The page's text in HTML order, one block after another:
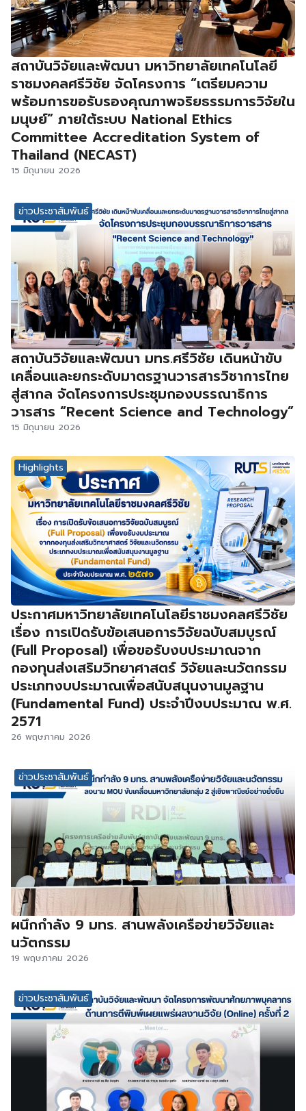
สถาบันวิจัยและพัฒนา มหาวิทยาลัยเทคโนโลยี
ราชมงคลศรีวิชัย จัดโครงการ “เตรียมความ
พร้อมการขอรับรองคุณภาพจริยธรรมการวิจัยใน
มนุษย์” ภายใต้ระบบ National Ethics
Committee Accreditation System of
Thailand (NECAST)
15 มิถุนายน 2026
ข่าวประชาสัมพันธ์
สถาบันวิจัยและพัฒนา มทร.ศรีวิชัย เดินหน้าขับ
เคลื่อนและยกระดับมาตรฐานวารสารวิชาการไทย
สู่สากล จัดโครงการประชุมกองบรรณาธิการ
วารสาร “Recent Science and Technology”
15 มิถุนายน 2026
Highlights
ประกาศมหาวิทยาลัยเทคโนโลยีราชมงคลศรีวิชัย
เรื่อง การเปิดรับข้อเสนอการวิจัยฉบับสมบูรณ์
(Full Proposal) เพื่อขอรับงบประมาณจาก
กองทุนส่งเสริมวิทยาศาสตร์ วิจัยและนวัตกรรม
ประเภทงบประมาณเพื่อสนับสนุนงานมูลฐาน
(Fundamental Fund) ประจำปีงบประมาณ พ.ศ.
2571
26 พฤษภาคม 2026
ข่าวประชาสัมพันธ์
ผนึกกำลัง 9 มทร. สานพลังเครือข่ายวิจัยและ
นวัตกรรม
19 พฤษภาคม 2026
ข่าวประชาสัมพันธ์